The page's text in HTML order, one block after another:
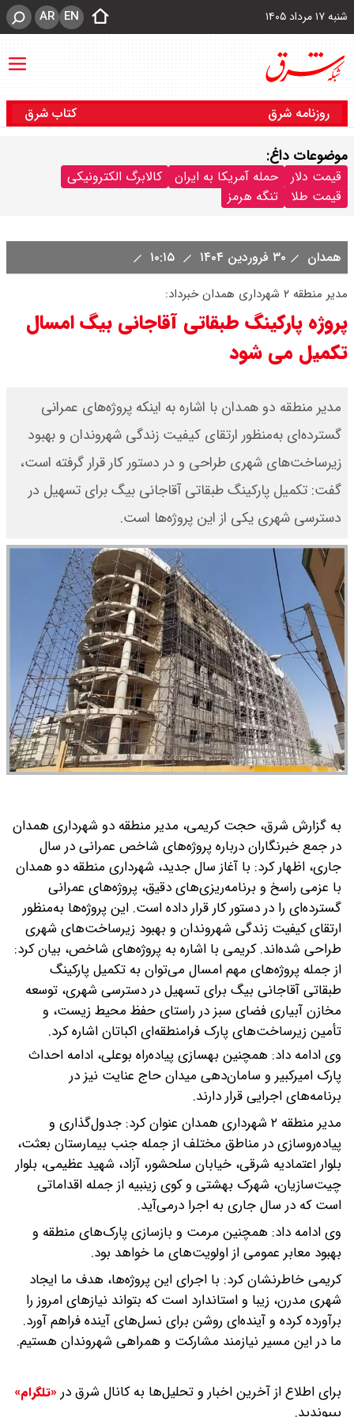
شنبه ۱۷ مرداد ۱۴۰۵ EN
AR
روزنامه شرق کتاب شرق
موضوعات داغ:
قیمت دلار حمله آمریکا به ایران
کالابرگ الکترونیکی
قیمت طلا
تنگه هرمز
همدان ۳۰ فروردین ۱۴۰۴
مدیر منطقه ۲ شهرداری همدان خبرداد:
پروژه پارکینگ طبقاتی آقاجانی بیگ امسال
تکمیل می شود
مدیر منطقه دو همدان با اشاره به اینکه پروژه‌های عمرانی
گسترده‌ای به‌منظور ارتقای کیفیت زندگی شهروندان و بهبود
زیرساخت‌های شهری طراحی و در دستور کار قرار گرفته است،
گفت: تکمیل پارکینگ طبقاتی آقاجانی بیگ برای تسهیل در
دسترسی شهری یکی از این پروژه‌ها است.
به گزارش شرق، حجت کریمی، مدیر منطقه دو شهرداری همدان
در جمع خبرنگاران درباره پروژه‌های شاخص عمرانی در سال
جاری، اظهار کرد: با آغاز سال جدید، شهرداری منطقه دو همدان
با عزمی راسخ و برنامه‌ریزی‌های دقیق، پروژه‌های عمرانی
گسترده‌ای را در دستور کار قرار داده است. این پروژه‌ها به‌منظور
ارتقای کیفیت زندگی شهروندان و بهبود زیرساخت‌های شهری
طراحی شده‌اند. کریمی با اشاره به پروژه‌های شاخص، بیان کرد:
از جمله پروژه‌های مهم امسال می‌توان به تکمیل پارکینگ
طبقاتی آقاجانی بیگ برای تسهیل در دسترسی شهری، توسعه
مخازن آبیاری فضای سبز در راستای حفظ محیط زیست، و
تأمین زیرساخت‌های پارک فرامنطقه‌ای اکباتان اشاره کرد.
وی ادامه داد: همچنین بهسازی پیاده‌راه بوعلی، ادامه احداث
پارک امیرکبیر و سامان‌دهی میدان حاج عنایت نیز در
برنامه‌های اجرایی قرار دارند.
مدیر منطقه ۲ شهرداری همدان عنوان کرد: جدول‌گذاری و
پیاده‌روسازی در مناطق مختلف از جمله جنب بیمارستان بعثت،
بلوار اعتمادیه شرقی، خیابان سلحشور، آزاد، شهید عظیمی، بلوار
چیت‌سازیان، شهرک بهشتی و کوی زینبیه از جمله اقداماتی
است که در سال جاری به اجرا درمی‌آید.
وی ادامه داد: همچنین مرمت و بازسازی پارک‌های منطقه و
بهبود معابر عمومی از اولویت‌های ما خواهد بود.
کریمی خاطرنشان کرد: با اجرای این پروژه‌ها، هدف ما ایجاد
شهری مدرن، زیبا و استاندارد است که بتواند نیازهای امروز را
برآورده کرده و آینده‌ای روشن برای نسل‌های آینده فراهم آورد.
ما در این مسیر نیازمند مشارکت و همراهی شهروندان هستیم.
برای اطلاع از آخرین اخبار و تحلیل‌ها به کانال شرق در «تلگرام»
بپیوندید.